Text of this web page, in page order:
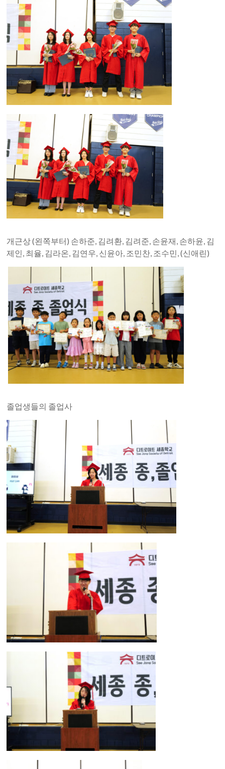
개근상 (왼쪽부터) 손하준, 김려환, 김려준, 손윤재, 손하윤, 김
제인, 최율, 김라온, 김연우, 신윤아, 조민찬, 조수민, (신애린)
졸업생들의 졸업사